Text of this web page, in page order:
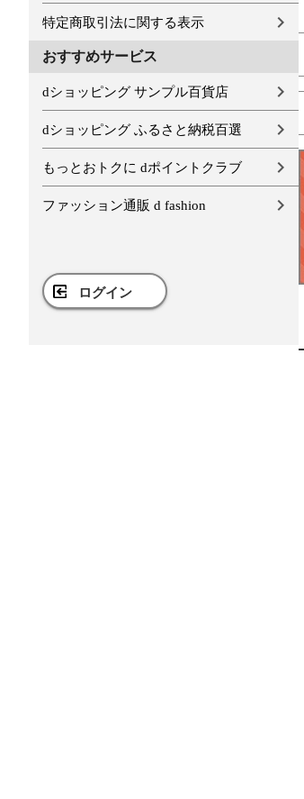
特定商取引法に関する表示
おすすめサービス
dショッピング サンプル百貨店
dショッピング ふるさと納税百選
もっとおトクに dポイントクラブ
ファッション通販 d fashion
ログイン